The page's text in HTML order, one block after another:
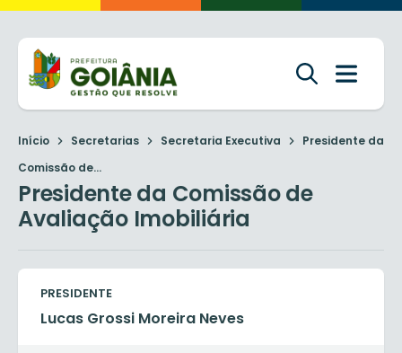
Início Secretarias Secretaria Executiva
Presidente da
Comissão de...
Presidente da Comissão de
Avaliação Imobiliária
PRESIDENTE
Lucas Grossi Moreira Neves